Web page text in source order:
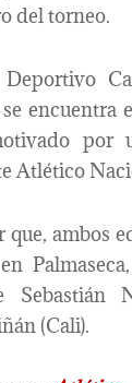
del torneo.
encuentra
por
Atlético
que, ambos
Sebastián
(Cali).